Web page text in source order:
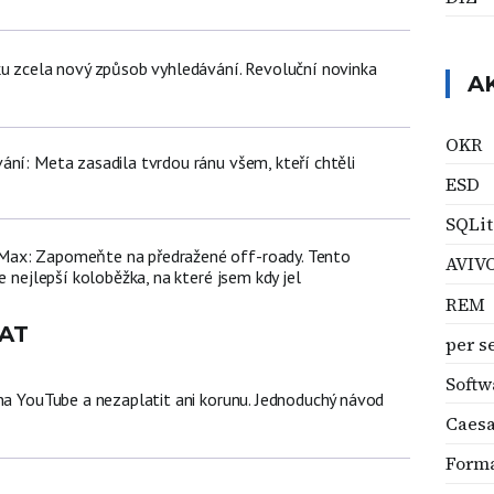
zcela nový způsob vyhledávání. Revoluční novinka
Meta zasadila tvrdou ránu všem, kteří chtěli
Zapomeňte na předražené off-roady. Tento
nejlepší koloběžka, na které jsem kdy jel
YouTube a nezaplatit ani korunu. Jednoduchý návod
OKR
ESD
REM
per